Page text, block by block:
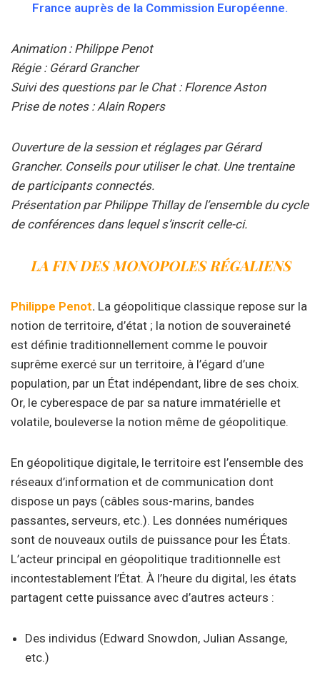
France auprès de la Commission Européenne.
Animation : Philippe Penot
Régie : Gérard Grancher
Suivi des questions par le Chat : Florence Aston
Prise de notes : Alain Ropers
Ouverture de la session et réglages par Gérard
Grancher. Conseils pour utiliser le chat. Une trentaine
de participants connectés.
Présentation par Philippe Thillay de l’ensemble du cycle
de conférences dans lequel s’inscrit celle-ci.
LA FIN DES MONOPOLES RÉGALIENS
Philippe Penot. La géopolitique classique repose sur la
notion de territoire, d’état ; la notion de souveraineté
est définie traditionnellement comme le pouvoir
suprême exercé sur un territoire, à l’égard d’une
population, par un État indépendant, libre de ses choix.
Or, le cyberespace de par sa nature immatérielle et
volatile, bouleverse la notion même de géopolitique.
En géopolitique digitale, le territoire est l’ensemble des
réseaux d’information et de communication dont
dispose un pays (câbles sous-marins, bandes
passantes, serveurs, etc.). Les données numériques
sont de nouveaux outils de puissance pour les États.
L’acteur principal en géopolitique traditionnelle est
incontestablement l’État. À l’heure du digital, les états
partagent cette puissance avec d’autres acteurs :
Des individus (Edward Snowdon, Julian Assange,
etc.)